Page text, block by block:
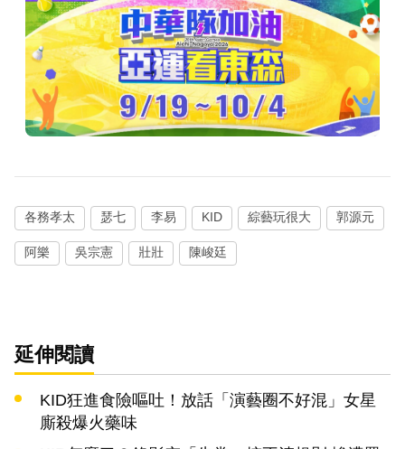
各務孝太 瑟七 李易 KID 綜藝玩很大 郭源元
阿樂 吳宗憲 壯壯 陳峻廷
延伸閱讀
KID狂進食險嘔吐！放話「演藝圈不好混」女星
廝殺爆火藥味